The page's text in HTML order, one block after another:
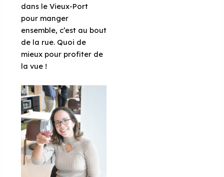
dans le Vieux-Port
pour manger
ensemble, c’est au bout
de la rue. Quoi de
mieux pour profiter de
la vue !